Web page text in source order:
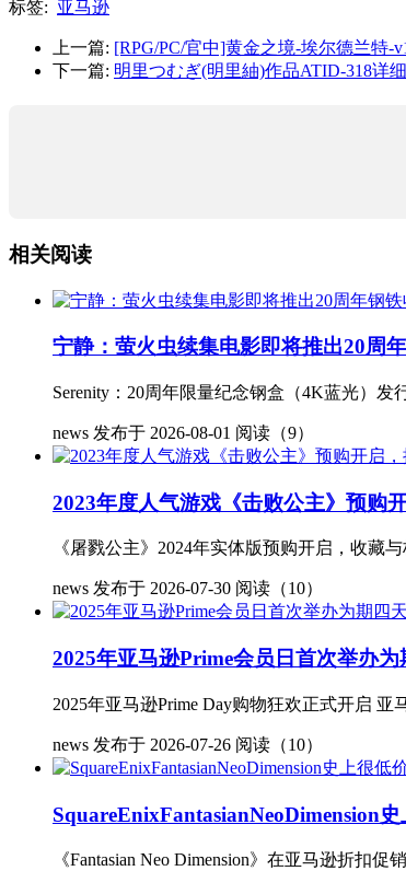
标签: 亚马逊
上一篇: [RPG/PC/官中]黄金之境-埃尔德兰特-
下一篇: 明里つむぎ(明里紬)作品ATID-318详
相关阅读
宁静：萤火虫续集电影即将推出20周
Serenity：20周年限量纪念钢盒（4K蓝光）发
news 发布于 2026-08-01 阅读（9）
2023年度人气游戏《击败公主》预购
《屠戮公主》2024年实体版预购开启，收藏
news 发布于 2026-07-30 阅读（10）
2025年亚马逊Prime会员日首次举办
2025年亚马逊Prime Day购物狂欢正式开启
news 发布于 2026-07-26 阅读（10）
SquareEnixFantasianNeoDimension
《Fantasian Neo Dimension》在亚马逊折扣